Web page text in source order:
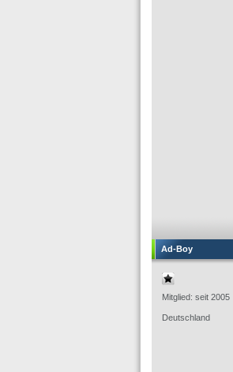
Ad-Boy
Mitglied: seit 2005
Deutschland